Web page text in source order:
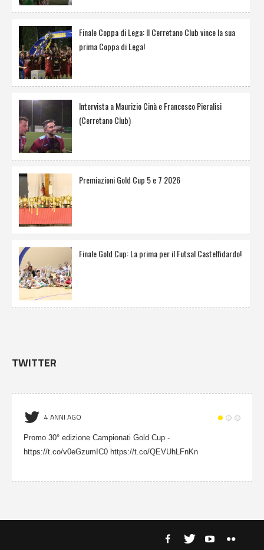
Finale Coppa di Lega: Il Cerretano Club vince la sua
prima Coppa di Lega!
Intervista a Maurizio Cinà e Francesco Pieralisi
(Cerretano Club)
Premiazioni Gold Cup 5 e 7 2026
Finale Gold Cup: La prima per il Futsal Castelfidardo!
TWITTER
4 ANNI AGO
Promo 30° edizione Campionati Gold Cup -
https://t.co/v0eGzumIC0 https://t.co/QEVUhLFnKn